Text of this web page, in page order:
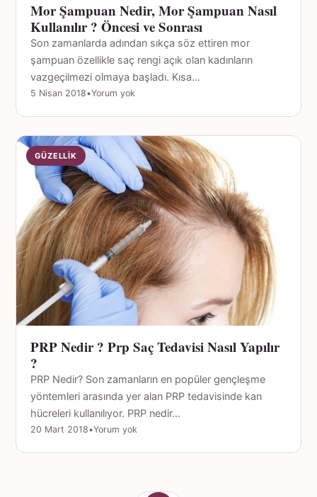
Mor Şampuan Nedir, Mor Şampuan Nasıl
Kullanılır ? Öncesi ve Sonrası
Son zamanlarda adından sıkça söz ettiren mor
şampuan özellikle saç rengi açık olan kadınların
vazgeçilmezi olmaya başladı. Kısa…
5 Nisan 2018•Yorum yok
GÜZELLIK
PRP Nedir ? Prp Saç Tedavisi Nasıl Yapılır
?
PRP Nedir? Son zamanların en popüler gençleşme
yöntemleri arasında yer alan PRP tedavisinde kan
hücreleri kullanılıyor. PRP nedir…
20 Mart 2018•Yorum yok